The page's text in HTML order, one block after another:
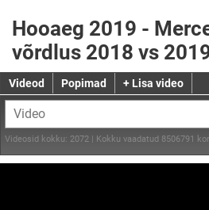
Hooaeg 2019 -
võrdlus 2018 vs
Videod Popimad + Lisa video
Videosid kokku: 2072 | Kokku vaadatud 8506791